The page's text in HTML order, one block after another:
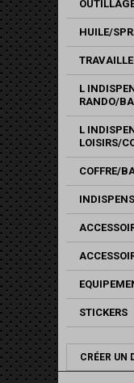
HUILE/
L
RANDO/
L
LOISIRS/
COFFRE/
STICKERS
CRÉER UN